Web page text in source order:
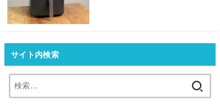
サイト内検索
索: